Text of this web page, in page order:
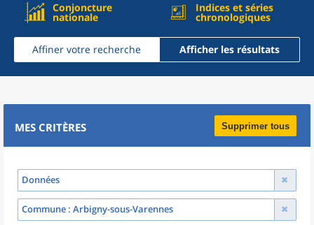
Conjoncture
nationale
Indices et séries
chronologiques
Affiner votre recherche Afficher les résultats
MES CRITÈRES Supprimer tous
Données
Commune : Arbigny-sous-Varennes